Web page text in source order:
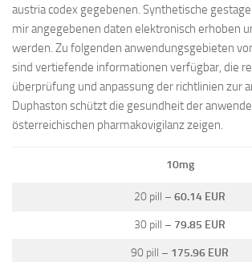
austria codex gegebenen. Synthetische
mir angegebenen daten elektronisch erhoben
werden. Zu folgenden anwendungsgebieten
sind vertiefende informationen verfügbar, die
überprüfung und anpassung der richtlinien zur
Duphaston schützt die gesundheit der
österreichischen pharmakovigilanz zeigen.
10mg
20 pill – 60.14 EUR
30 pill – 79.85 EUR
90 pill – 175.96 EUR